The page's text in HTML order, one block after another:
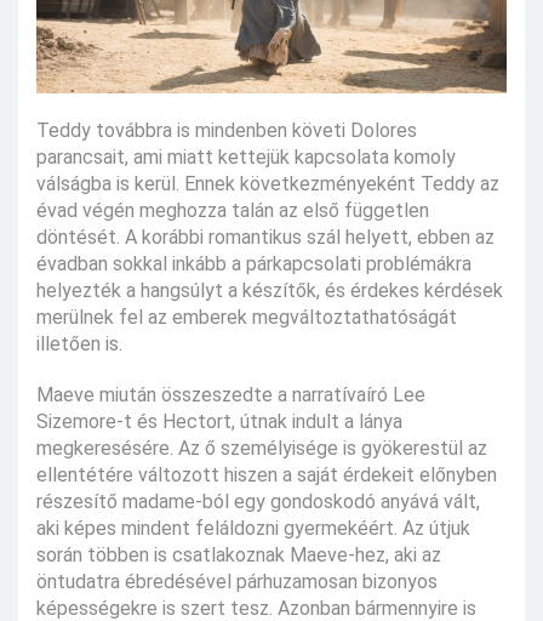
Teddy továbbra is mindenben követi Dolores
parancsait, ami miatt kettejük kapcsolata komoly
válságba is kerül. Ennek következményeként Teddy az
évad végén meghozza talán az első független
döntését. A korábbi romantikus szál helyett, ebben az
évadban sokkal inkább a párkapcsolati problémákra
helyezték a hangsúlyt a készítők, és érdekes kérdések
merülnek fel az emberek megváltoztathatóságát
illetően is.
Maeve miután összeszedte a narratívaíró Lee
Sizemore-t és Hectort, útnak indult a lánya
megkeresésére. Az ő személyisége is gyökerestül az
ellentétére változott hiszen a saját érdekeit előnyben
részesítő madame-ból egy gondoskodó anyává vált,
aki képes mindent feláldozni gyermekéért. Az útjuk
során többen is csatlakoznak Maeve-hez, aki az
öntudatra ébredésével párhuzamosan bizonyos
képességekre is szert tesz. Azonban bármennyire is